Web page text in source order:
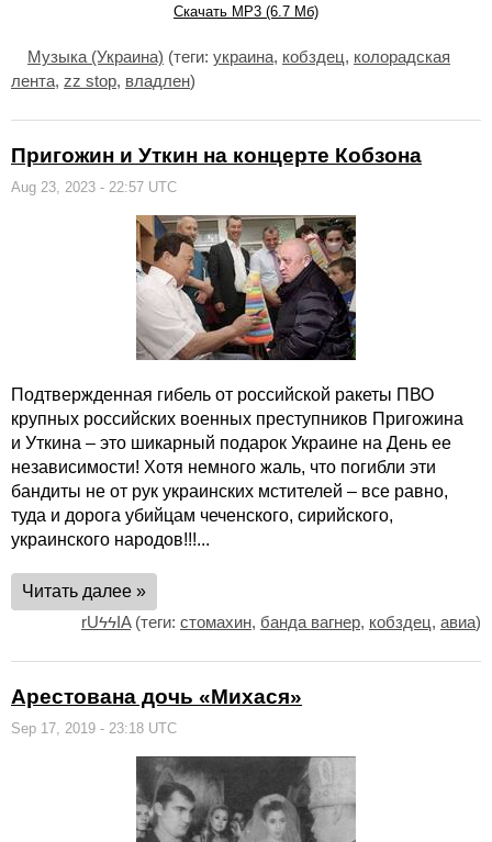
Скачать MP3 (6.7 Мб)
Музыка (Украина) (теги: украина, кобздец, колорадская
лента, zz stop, владлен)
Пригожин и Уткин на концерте Кобзона
Aug 23, 2023 - 22:57 UTC
Подтвержденная гибель от российской ракеты ПВО
крупных российских военных преступников Пригожина
и Уткина – это шикарный подарок Украине на День ее
независимости! Хотя немного жаль, что погибли эти
бандиты не от рук украинских мстителей – все равно,
туда и дорога убийцам чеченского, сирийского,
украинского народов!!!...
Читать далее »
rUϟϟIA(теги: стомахин, банда вагнер, кобздец, авиа)
Арестована дочь «Михася»
Sep 17, 2019 - 23:18 UTC